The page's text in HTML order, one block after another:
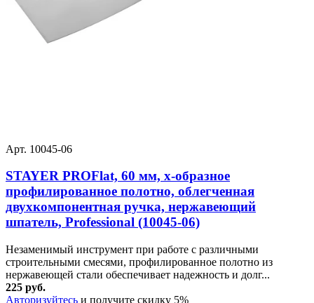
Арт. 10045-06
STAYER PROFlat, 60 мм, х-образное
профилированное полотно, облегченная
двухкомпонентная ручка, нержавеющий
шпатель, Professional (10045-06)
Незаменимый инструмент при работе с различными
строительными смесями, профилированное полотно из
нержавеющей стали обеспечивает надежность и долг...
225 руб.
Авторизуйтесь и получите скидку 5%